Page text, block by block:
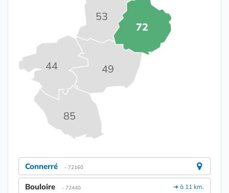
44 49
53
72
85
Connerré - 72160
➔ à 11 km.
Bouloire - 72440